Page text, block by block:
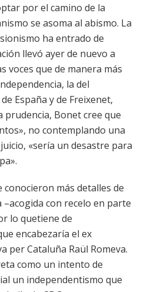
por el camino de la
se asoma al abismo. La
ha entrado de
llevó ayer de nuevo a
voces que de manera más
la del
España y de Freixenet,
prudencia, Bonet cree que
no contemplando una
«sería un desastre para
conocieron más detalles de
con recelo en parte
lo quetiene de
encabezaría el ex
per Cataluña Raül Romeva.
como un intento de
un independentismo que